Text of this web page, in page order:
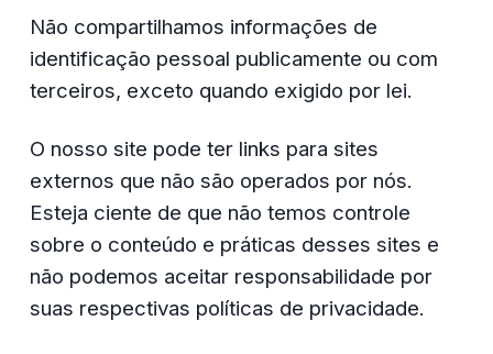
Não compartilhamos informações de
identificação pessoal publicamente ou com
terceiros, exceto quando exigido por lei.
O nosso site pode ter links para sites
externos que não são operados por nós.
Esteja ciente de que não temos controle
sobre o conteúdo e práticas desses sites e
não podemos aceitar responsabilidade por
suas respectivas políticas de privacidade.